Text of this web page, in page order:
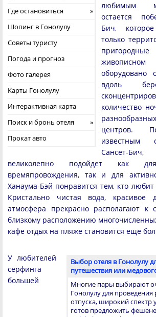
Где остановиться
Шопинг в Гонолулу
Советы туристу
Погода и прогноз
Фото галерея
Карты Гонолулу
Интерактивная карта
Поиск и бронь отеля
Прокат авто
любимым
остается
Бич,
только
оборудовано
вдоль
количество
центров.
известным
Сансет-
великолепно подойдет как
времяпровождения, так и для
Ханаума-Бэй понравится тем, кто любит
Кристально чистая вода, красивое
атмосфера прекрасно располагают к
близкому расположению
кафе отдых на пляже становится еще
Выбор отеля в Гонолулу
путешествия или
Многие пары выбирают
Гонолулу для
отпуска, широкий спектр
готов предложить
У любителей
серфинга
большей